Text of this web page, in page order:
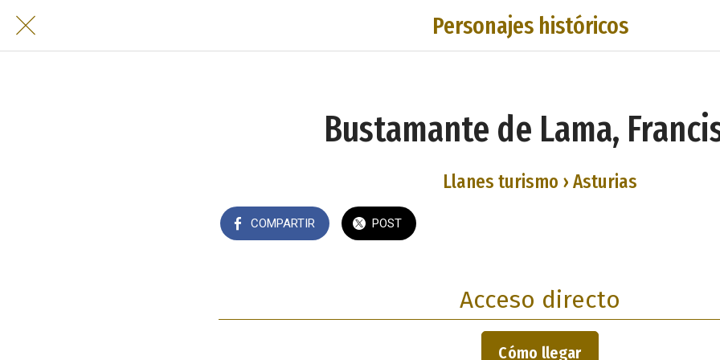
Personajes históricos
Bustamante de Lama,
Llanes turismo › Asturias
COMPARTIR POST
Acceso directo
Cómo llegar